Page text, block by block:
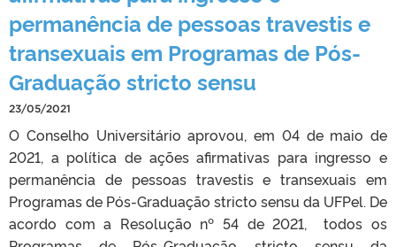
permanência de pessoas travestis e
transexuais em Programas de Pós-
Graduação stricto sensu
23/05/2021
O Conselho Universitário aprovou, em 04 de maio de
2021, a política de ações afirmativas para ingresso e
permanência de pessoas travestis e transexuais em
Programas de Pós-Graduação stricto sensu da UFPel. De
acordo com a Resolução nº 54 de 2021, todos os